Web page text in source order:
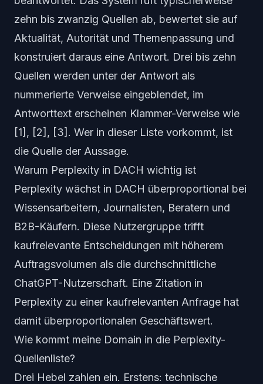
zehn bis zwanzig Quellen ab, bewertet sie auf
Aktualität, Autorität und Themenpassung und
konstruiert daraus eine Antwort. Drei bis zehn
Quellen werden unter der Antwort als
nummerierte Verweise eingeblendet, im
Antworttext erscheinen Klammer-Verweise wie
[1], [2], [3]. Wer in dieser Liste vorkommt, ist
die Quelle der Aussage.
Warum Perplexity in DACH wichtig ist
Perplexity wächst in DACH überproportional bei
Wissensarbeitern, Journalisten, Beratern und
B2B-Käufern. Diese Nutzergruppe trifft
kaufrelevante Entscheidungen mit höherem
Auftragsvolumen als die durchschnittliche
ChatGPT-Nutzerschaft. Eine Zitation in
Perplexity zu einer kaufrelevanten Anfrage hat
damit überproportionalen Geschäftswert.
Wie kommt meine Domain in die Perplexity-
Quellenliste?
Drei Hebel zahlen ein. Erstens: technische